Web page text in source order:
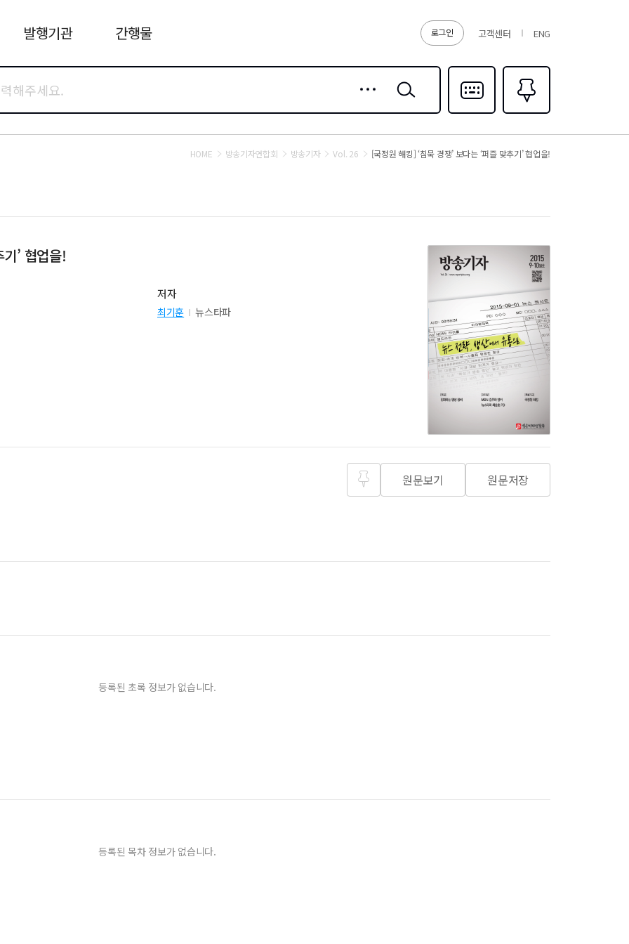
로그인 고객센터 ENG
발행기관 간행물
검색
다국어입력
즐겨찾기0
HOME 방송기자연합회 방송기자 Vol. 26 [국정원 해킹] ‘침묵 경쟁’ 보다는 ‘퍼즐 맞추기’ 협업을!
’ 협업을!
저자
최기훈 뉴스타파
원문보기 원문저장
등록된 초록 정보가 없습니다.
등록된 목차 정보가 없습니다.